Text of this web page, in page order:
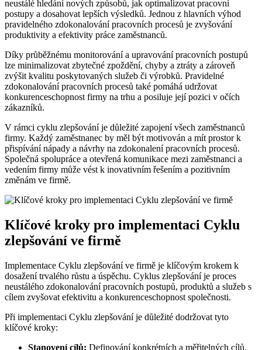
neustálé hledání nových způsobů, jak optimalizovat pracovní
postupy a dosahovat lepších výsledků. Jednou z hlavních výhod
pravidelného zdokonalování pracovních procesů je zvyšování
produktivity a efektivity práce zaměstnanců.
Díky průběžnému monitorování a upravování pracovních postupů
lze minimalizovat zbytečné zpoždění, chyby a ztráty a zároveň
zvýšit kvalitu poskytovaných služeb či výrobků. Pravidelné
zdokonalování pracovních procesů také pomáhá udržovat
konkurenceschopnost firmy na trhu a posiluje její pozici v očích
zákazníků.
V rámci cyklu zlepšování je důležité zapojení všech zaměstnanců
firmy. Každý zaměstnanec by měl být motivován a mít prostor k
přispívání nápady a návrhy na zdokonalení pracovních procesů.
Společná spolupráce a otevřená komunikace mezi zaměstnanci a
vedením firmy může vést k inovativním řešením a pozitivním
změnám ve firmě.
Klíčové kroky pro implementaci Cyklu
zlepšování ve firmě
Implementace Cyklu zlepšování ve firmě je klíčovým krokem k
dosažení trvalého růstu a úspěchu. Cyklus zlepšování je proces
neustálého zdokonalování pracovních postupů, produktů a služeb s
cílem zvyšovat efektivitu a konkurenceschopnost společnosti.
Při implementaci Cyklu zlepšování je důležité dodržovat tyto
klíčové kroky:
Stanovení cílů: Definování konkrétních a měřitelných cílů,